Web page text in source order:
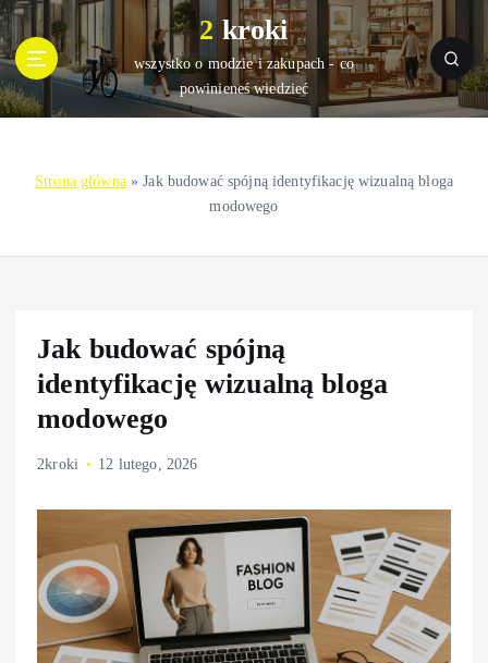
S
k
i
p
t
e
2 kroki
wszystko o modzie i zakupach - co
powinieneś wiedzieć
Strona główna»Jak budować spójną identyfikację wizualną bloga
modowego
Jak budować spójną
identyfikację wizualną bloga
modowego
2kroki 12 lutego, 2026